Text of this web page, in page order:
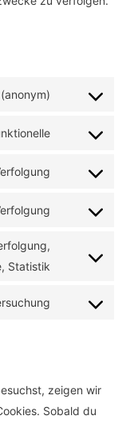
Statistik
zeigen wir
Sobald du